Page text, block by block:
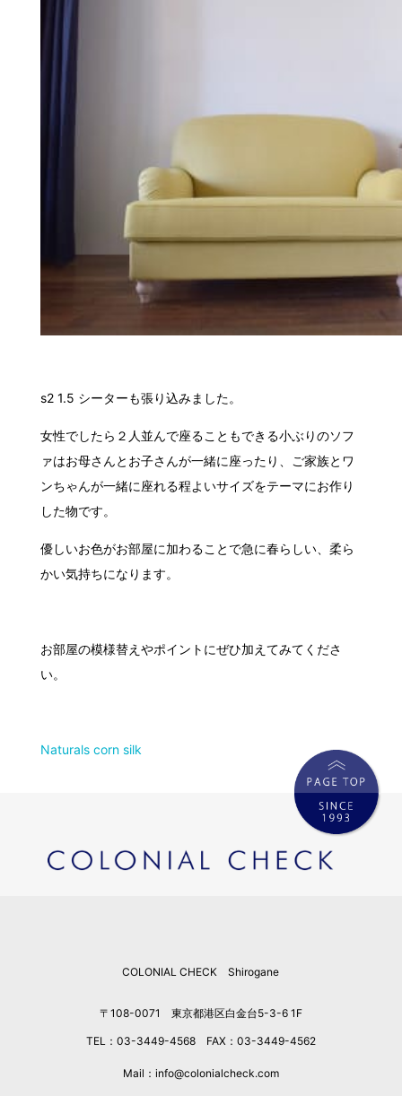
s2 1.5 シーターも張り込みました。
女性でしたら２人並んで座ることもできる小ぶりのソフ
ァはお母さんとお子さんが一緒に座ったり、ご家族とワ
ンちゃんが一緒に座れる程よいサイズをテーマにお作り
した物です。
優しいお色がお部屋に加わることで急に春らしい、柔ら
かい気持ちになります。
お部屋の模様替えやポイントにぜひ加えてみてくださ
い。
Naturals corn silk
COLONIAL CHECK Shirogane
〒108-0071 東京都港区白金台5-3-6 1F
TEL：03-3449-4568 FAX：03-3449-4562
Mail：info@colonialcheck.com